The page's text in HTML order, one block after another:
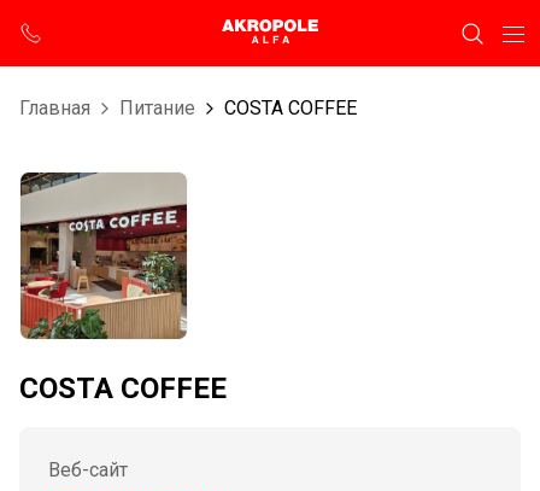
Главная Питание COSTA COFFEE
COSTA COFFEE
Веб-сайт